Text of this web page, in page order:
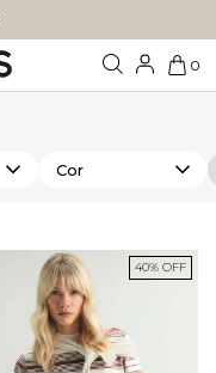
0
Cor
40% OFF